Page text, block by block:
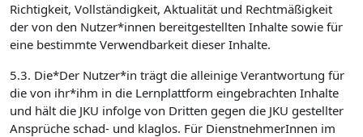
Richtigkeit, Vollständigkeit, Aktualität und Rechtmäßigkeit
der von den Nutzer*innen bereitgestellten Inhalte sowie für
eine bestimmte Verwendbarkeit dieser Inhalte.
5.3. Die*Der Nutzer*in trägt die alleinige Verantwortung für
die von ihr*ihm in die Lernplattform eingebrachten Inhalte
und hält die JKU infolge von Dritten gegen die JKU gestellter
Ansprüche schad- und klaglos. Für DienstnehmerInnen im